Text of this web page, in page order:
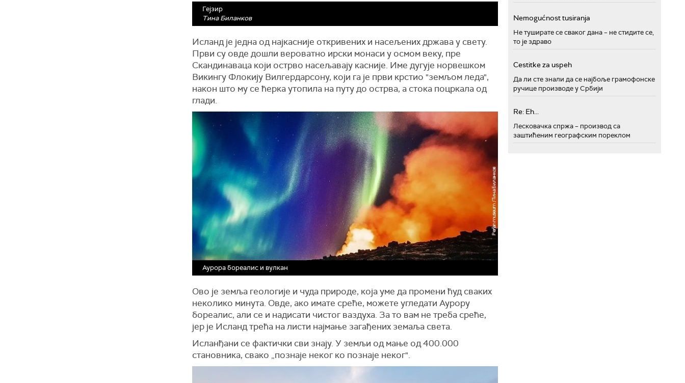
Гејзир
Тина Биланков
Исланд је једна од најкасније откривених и насељених држава у свету.
Први су овде дошли вероватно ирски монаси у осмом веку, пре
Скандинаваца који острво насељавају касније. Име дугује норвешком
Викингу Флокију Вилгердарсону, који га је први крстио "земљом леда",
након што му се ћерка утопила на путу до острва, а стока поцркала од
глади.
Аурора бореалис и вулкан
Ово је земља геологије и чуда природе, која уме да промени ћуд сваких
неколико минута. Овде, ако имате среће, можете угледати Аурору
бореалис, али се и надисати чистог ваздуха. За то вам не треба среће,
јер је Исланд трећа на листи најмање загађених земаља света.
Исланђани се фактички сви знају. У земљи од мање од 400.000
становника, свако „познаје неког ко познаје неког".
Nemogućnost tusiranja
Не туширате се сваког дана – не стидите се,
то је здраво
Cestitke za uspeh
Да ли сте знали да се најбоље грамофонске
ручице производе у Србији
Re: Eh...
Лесковачка спржа – производ са
заштићеним географским пореклом